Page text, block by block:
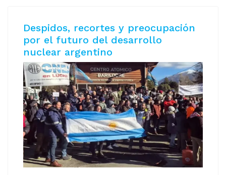
Despidos, recortes y preocupación
por el futuro del desarrollo
nuclear argentino